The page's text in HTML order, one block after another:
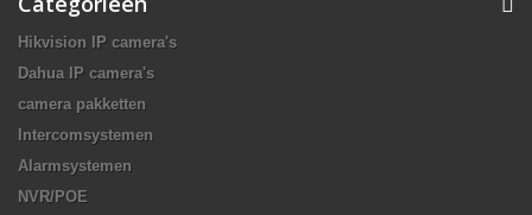
Hikvision IP camera's
Dahua IP camera's
camera pakketten
Intercomsystemen
Alarmsystemen
NVR/POE